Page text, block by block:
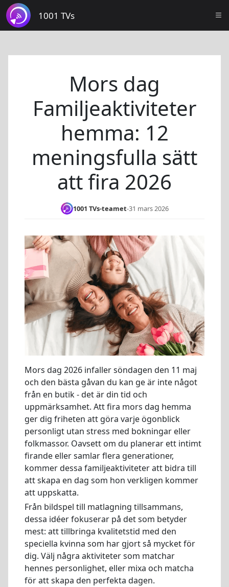
1001 TVs
Mors dag
Familjeaktiviteter
hemma: 12
meningsfulla sätt
att fira 2026
1001 TVs-teamet-31 mars 2026
Mors dag 2026 infaller söndagen den 11 maj
och den bästa gåvan du kan ge är inte något
från en butik - det är din tid och
uppmärksamhet. Att fira mors dag hemma
ger dig friheten att göra varje ögonblick
personligt utan stress med bokningar eller
folkmassor. Oavsett om du planerar ett intimt
firande eller samlar flera generationer,
kommer dessa familjeaktiviteter att bidra till
att skapa en dag som hon verkligen kommer
att uppskatta.
Från bildspel till matlagning tillsammans,
dessa idéer fokuserar på det som betyder
mest: att tillbringa kvalitetstid med den
speciella kvinna som har gjort så mycket för
dig. Välj några aktiviteter som matchar
hennes personlighet, eller mixa och matcha
för att skapa den perfekta dagen.